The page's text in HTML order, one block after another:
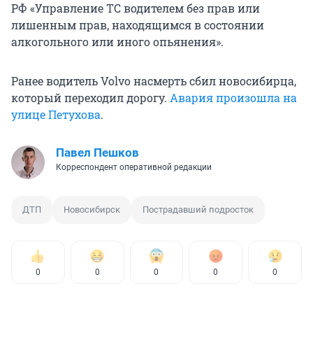
РФ «Управление ТС водителем без прав или
лишенным прав, находящимся в состоянии
алкогольного или иного опьянения».
Ранее водитель Volvo насмерть сбил новосибирца,
который переходил дорогу. Авария произошла на
улице Петухова.
Павел Пешков
Корреспондент оперативной редакции
ДТП Новосибирск Пострадавший подросток
0 0 0 0 0